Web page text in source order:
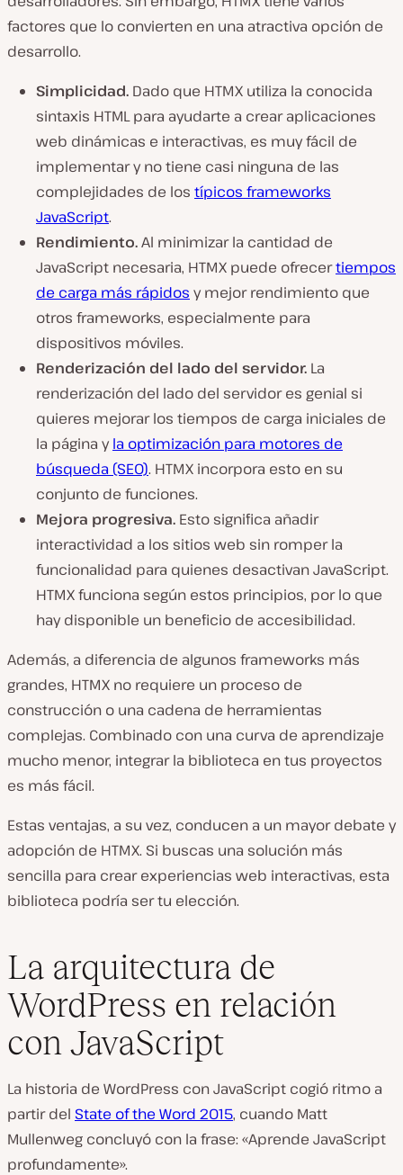
factores que lo convierten en una atractiva opción de
desarrollo.
Simplicidad. Dado que HTMX utiliza la conocida
sintaxis HTML para ayudarte a crear aplicaciones
web dinámicas e interactivas, es muy fácil de
implementar y no tiene casi ninguna de las
complejidades de los típicos frameworks
JavaScript.
Rendimiento.Al minimizar la cantidad de
JavaScript necesaria, HTMX puede ofrecertiempos
de carga más rápidos y mejor rendimiento que
otros frameworks, especialmente para
dispositivos móviles.
Renderización del lado del servidor. La
renderización del lado del servidor es genial si
quieres mejorar los tiempos de carga iniciales de
la página yla optimización para motores de
búsqueda (SEO). HTMX incorpora esto en su
conjunto de funciones.
Mejora progresiva. Esto significa añadir
interactividad a los sitios web sin romper la
funcionalidad para quienes desactivan JavaScript.
HTMX funciona según estos principios, por lo que
hay disponible un beneficio de accesibilidad.
Además, a diferencia de algunos frameworks más
grandes, HTMX no requiere un proceso de
construcción o una cadena de herramientas
complejas. Combinado con una curva de aprendizaje
mucho menor, integrar la biblioteca en tus proyectos
es más fácil.
Estas ventajas, a su vez, conducen a un mayor debate y
adopción de HTMX. Si buscas una solución más
sencilla para crear experiencias web interactivas, esta
biblioteca podría ser tu elección.
La arquitectura de
WordPress en relación
con JavaScript
La historia de WordPress con JavaScript cogió ritmo a
partir del State of the Word 2015, cuando Matt
Mullenweg concluyó con la frase: «Aprende JavaScript
profundamente».